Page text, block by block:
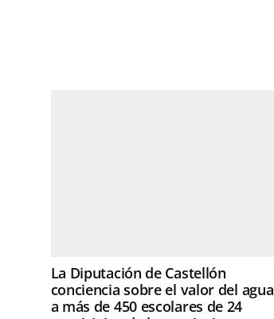
La Diputación de Castellón
conciencia sobre el valor del agua
a más de 450 escolares de 24